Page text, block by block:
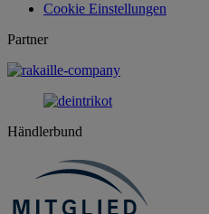
Cookie Einstellungen
Partner
Händlerbund